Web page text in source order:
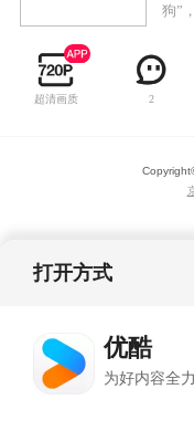
狗”
欢摇
猫却
好
超清画质 2
打开方式
优酷
为好内容全